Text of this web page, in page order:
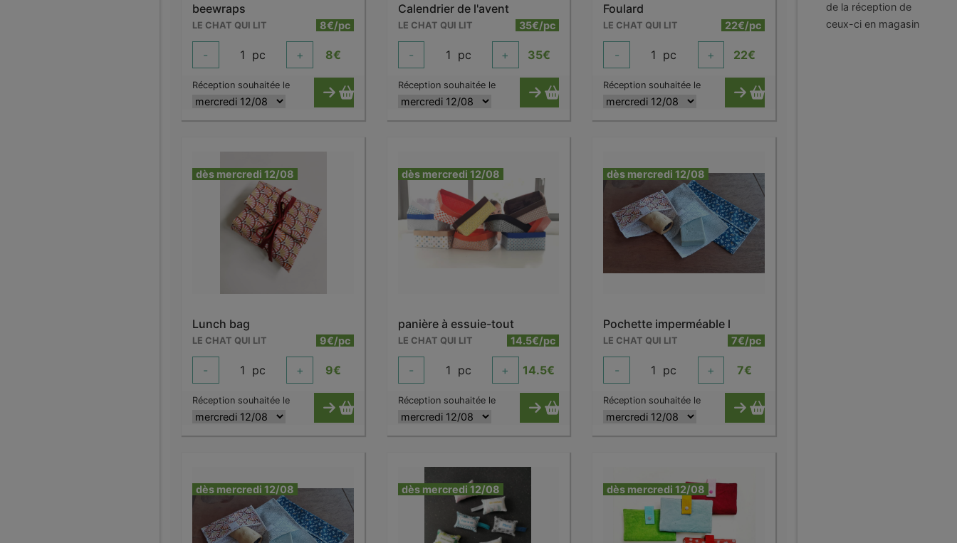
beewraps
LE CHAT QUI LIT 8€/pc
- 1 pc + 8€
Réception souhaitée le
Calendrier de l'avent
LE CHAT QUI LIT 35€/pc
- 1 pc + 35€
Réception souhaitée le
Foulard
LE CHAT QUI LIT 22€/pc
- 1 pc + 22€
Réception souhaitée le
dès mercredi 12/08
Lunch bag
LE CHAT QUI LIT 9€/pc
- 1 pc + 9€
Réception souhaitée le
dès mercredi 12/08
panière à essuie-tout
LE CHAT QUI LIT 14.5€/pc
- 1 pc + 14.5€
Réception souhaitée le
dès mercredi 12/08
Pochette imperméable l
LE CHAT QUI LIT 7€/pc
- 1 pc + 7€
Réception souhaitée le
dès mercredi 12/08 dès mercredi 12/08 dès mercredi 12/08
de la réception de
ceux-ci en magasin